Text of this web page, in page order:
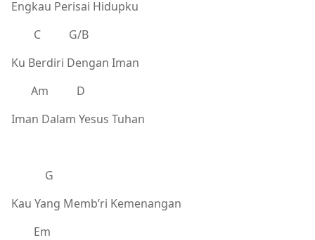
Engkau Perisai Hidupku
C G/B
Ku Berdiri Dengan Iman
Am D
Iman Dalam Yesus Tuhan
G
Kau Yang Memb’ri Kemenangan
Em